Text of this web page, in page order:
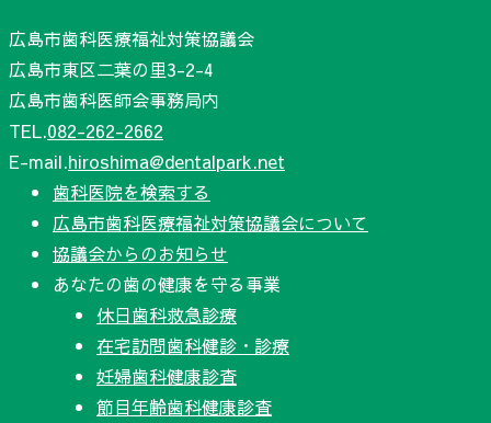
広島市歯科医療福祉対策協議会
広島市東区二葉の里3-2-4
広島市歯科医師会事務局内
TEL.082-262-2662
E-mail.hiroshima@dentalpark.net
歯科医院を検索する
広島市歯科医療福祉対策協議会について
協議会からのお知らせ
あなたの歯の健康を守る事業
休日歯科救急診療
在宅訪問歯科健診・診療
妊婦歯科健康診査
節目年齢歯科健康診査